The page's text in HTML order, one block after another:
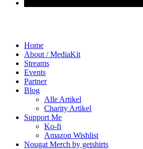
Home
About / MediaKit
Streams
Events
Partner
Blog
Alle Artikel
Charity Artikel
Support Me
Ko-fi
Amazon Wishlist
Nougat Merch by getshirts